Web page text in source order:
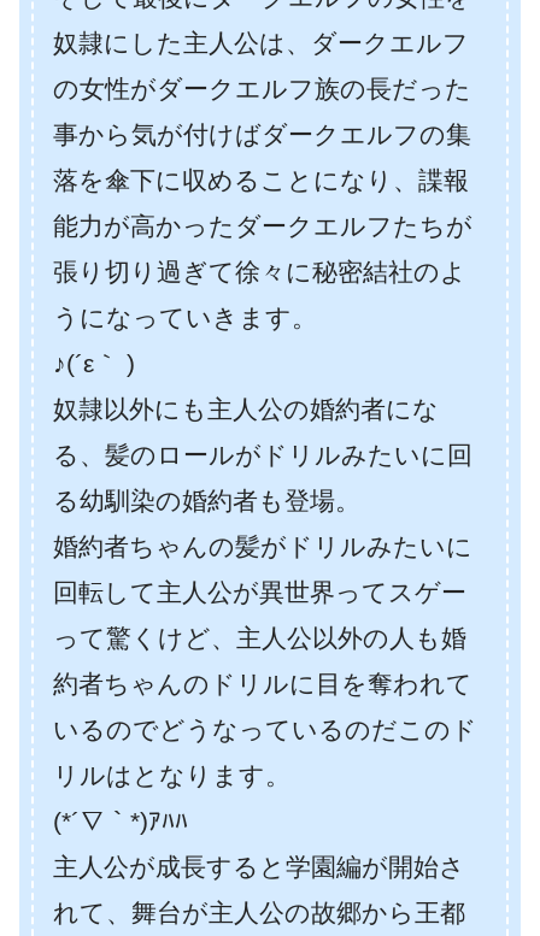
奴隷にした主人公は、ダークエルフ
の女性がダークエルフ族の長だった
事から気が付けばダークエルフの集
落を傘下に収めることになり、諜報
能力が高かったダークエルフたちが
張り切り過ぎて徐々に秘密結社のよ
うになっていきます。
♪(´ε｀ )
奴隷以外にも主人公の婚約者にな
る、髪のロールがドリルみたいに回
る幼馴染の婚約者も登場。
婚約者ちゃんの髪がドリルみたいに
回転して主人公が異世界ってスゲー
って驚くけど、主人公以外の人も婚
約者ちゃんのドリルに目を奪われて
いるのでどうなっているのだこのド
リルはとなります。
(*´∇｀*)ｱﾊﾊ
主人公が成長すると学園編が開始さ
れて、舞台が主人公の故郷から王都